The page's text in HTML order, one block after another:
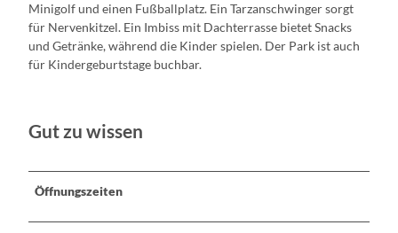
Minigolf und einen Fußballplatz. Ein Tarzanschwinger sorgt
für Nervenkitzel. Ein Imbiss mit Dachterrasse bietet Snacks
und Getränke, während die Kinder spielen. Der Park ist auch
für Kindergeburtstage buchbar.
Gut zu wissen
Öffnungszeiten